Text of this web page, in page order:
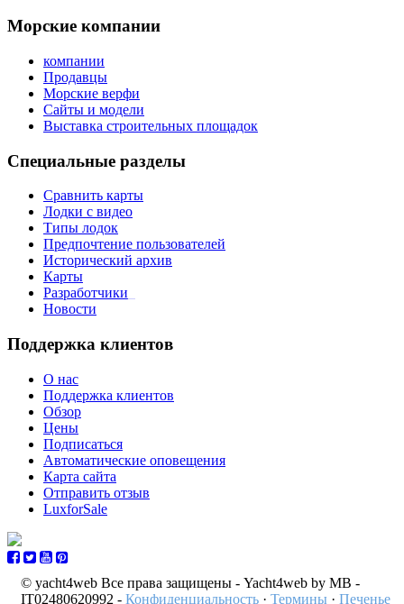
Морские компании
компании
Продавцы
Морские верфи
Сайты и модели
Выставка строительных площадок
Специальные разделы
Сравнить карты
Лодки с видео
Типы лодок
Предпочтение пользователей
Исторический архив
Карты
Разработчики
Новости
Поддержка клиентов
О нас
Поддержка клиентов
Обзор
Цены
Подписаться
Автоматические оповещения
Карта сайта
Отправить отзыв
LuxforSale
© yacht4web Все права защищены - Yacht4web by MB -
IT02480620992 - Конфиденциальность · Термины · Печенье